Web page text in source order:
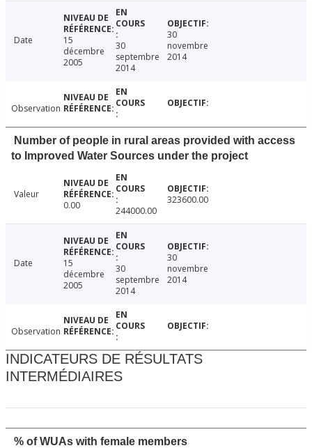
Date
15
décembre
2005
30
septembre
2014
30
novembre
2014
Observation
Number of people in rural areas provided with access
to Improved Water Sources under the project
Valeur
0.00
244000.00
323600.00
Date
15
décembre
2005
30
septembre
2014
30
novembre
2014
Observation
INDICATEURS DE RÉSULTATS
INTERMÉDIAIRES
% of WUAs with female members